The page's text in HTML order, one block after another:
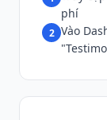
phí
2 Vào